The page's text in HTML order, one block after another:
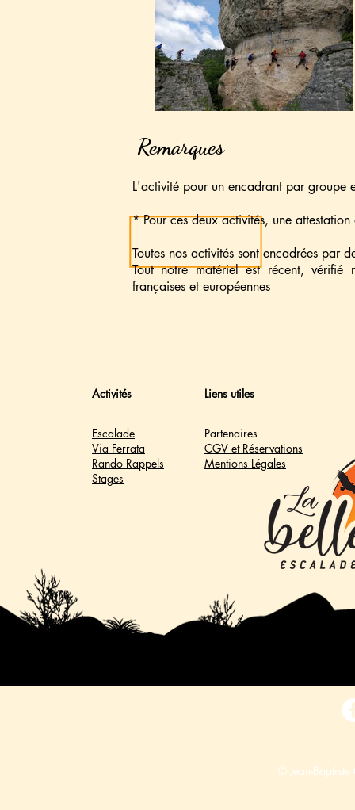
Remarques
L'activité pour un encadrant par groupe
* Pour ces deux activités, une
Toutes nos activités sont encadrées par
Tout notre matériel est récent, vérifié
françaises et européennes
Activités Liens utiles
Escalade
Via Ferrata
Rando Rappels
Stages
Partenaires
CGV et Réservations
Mentions Légales
© Jean-